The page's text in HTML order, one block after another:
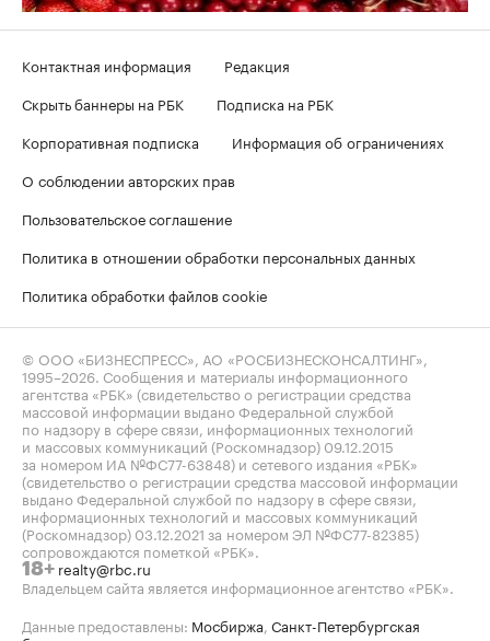
Контактная информация
Редакция
Скрыть баннеры на РБК
Подписка на РБК
Корпоративная подписка
Информация об ограничениях
О соблюдении авторских прав
Пользовательское соглашение
Политика в отношении обработки персональных данных
Политика обработки файлов cookie
© ООО «БИЗНЕСПРЕСС», АО «РОСБИЗНЕСКОНСАЛТИНГ»,
1995–2026 . Сообщения и материалы информационного
агентства «РБК» (свидетельство о регистрации средства
массовой информации выдано Федеральной службой
по надзору в сфере связи, информационных технологий
и массовых коммуникаций (Роскомнадзор) 09.12.2015
за номером ИА №ФС77-63848) и сетевого издания «РБК»
(свидетельство о регистрации средства массовой информации
выдано Федеральной службой по надзору в сфере связи,
информационных технологий и массовых коммуникаций
(Роскомнадзор) 03.12.2021 за номером ЭЛ №ФС77-82385)
сопровождаются пометкой «РБК».
18+ realty@rbc.ru
Владельцем сайта является информационное агентство «РБК».
Данные предоставлены: Мосбиржа Санкт-Петербургская